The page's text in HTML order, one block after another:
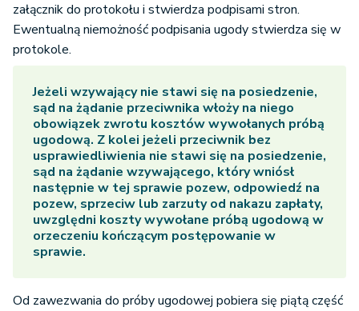
załącznik do protokołu i stwierdza podpisami stron.
Ewentualną niemożność podpisania ugody stwierdza się w
protokole.
Jeżeli wzywający nie stawi się na posiedzenie,
sąd na żądanie przeciwnika włoży na niego
obowiązek zwrotu kosztów wywołanych próbą
ugodową. Z kolei jeżeli przeciwnik bez
usprawiedliwienia nie stawi się na posiedzenie,
sąd na żądanie wzywającego, który wniósł
następnie w tej sprawie pozew, odpowiedź na
pozew, sprzeciw lub zarzuty od nakazu zapłaty,
uwzględni koszty wywołane próbą ugodową w
orzeczeniu kończącym postępowanie w
sprawie.
Od zawezwania do próby ugodowej pobiera się piątą część